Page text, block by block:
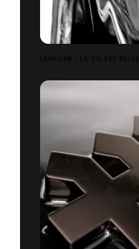
LANCÔME / LA VIE EST BELLE